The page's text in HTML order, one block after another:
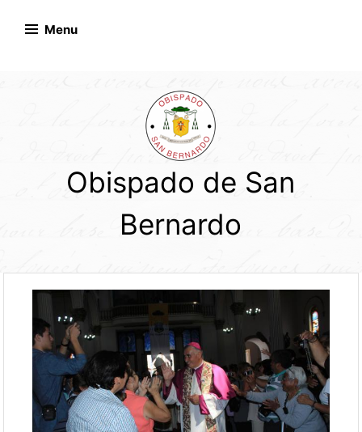
Menu
Obispado de San
Bernardo